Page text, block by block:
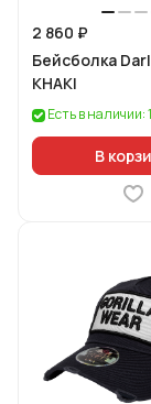
2 860 ₽
Бейсболка
KHAKI
Есть в наличии:
В